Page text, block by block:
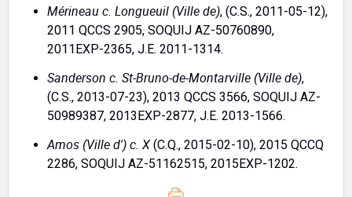
Mérineau c. Longueuil (Ville de), (C.S., 2011-05-12),
2011 QCCS 2905, SOQUIJ AZ-50760890,
2011EXP-2365, J.E. 2011-1314.
Sanderson c. St-Bruno-de-Montarville (Ville de),
(C.S., 2013-07-23), 2013 QCCS 3566, SOQUIJ AZ-
50989387, 2013EXP-2877, J.E. 2013-1566.
Amos (Ville d') c. X (C.Q., 2015-02-10), 2015 QCCQ
2286, SOQUIJ AZ-51162515, 2015EXP-1202.